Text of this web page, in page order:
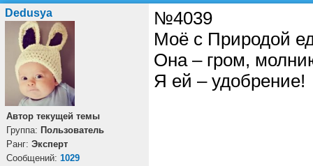
Dedusya
Автор текущей темы
Группа: Пользователь
Ранг: Эксперт
Cообщений: 1029
№4039
Моё с Природой
Она – гром,
Я ей – удобрение!